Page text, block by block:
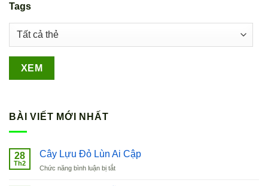
Tags
BÀI VIẾT MỚI NHẤT
28
Th2
Cây Lựu Đỏ Lùn Ai Cập
Chức năng bình luận bị tắtở